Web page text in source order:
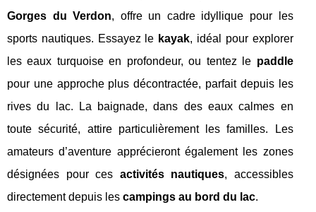
Gorges du Verdon, offre un cadre idyllique pour les
sports nautiques. Essayez le kayak, idéal pour explorer
les eaux turquoise en profondeur, ou tentez le paddle
pour une approche plus décontractée, parfait depuis les
rives du lac. La baignade, dans des eaux calmes en
toute sécurité, attire particulièrement les familles. Les
amateurs d’aventure apprécieront également les zones
désignées pour ces activités nautiques, accessibles
directement depuis les campings au bord du lac.